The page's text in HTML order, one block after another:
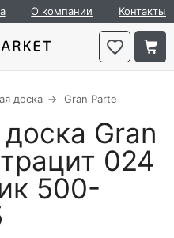
О компании Контакты
доска Gran Parte
Gran
024
500-